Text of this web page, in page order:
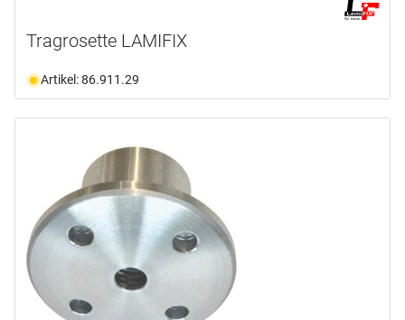
Tragrosette LAMIFIX
Artikel: 86.911.29